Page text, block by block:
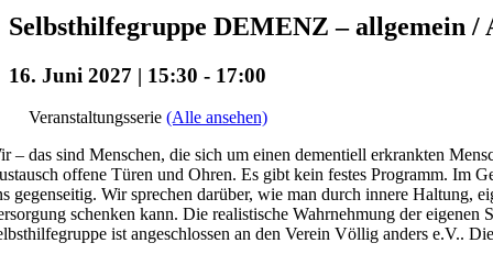
Selbsthilfegruppe DEMENZ – allgemein /
16. Juni 2027 | 15:30 - 17:00
Veranstaltungsserie (Alle ansehen)
– das sind Menschen, die sich um einen dementiell erkrankten
offene Türen und Ohren. Es gibt kein festes Programm. Im
gegenseitig. Wir sprechen darüber, wie man durch innere Haltung,
schenken kann. Die realistische Wahrnehmung der
ist angeschlossen an den Verein Völlig anders e.V..